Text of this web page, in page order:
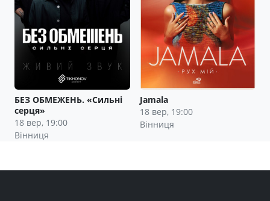
БЕЗ ОБМЕЖЕНЬ. «Сильні
серця»
18 вер, 19:00
Вінниця
Jamala
18 вер, 19:00
Вінниця